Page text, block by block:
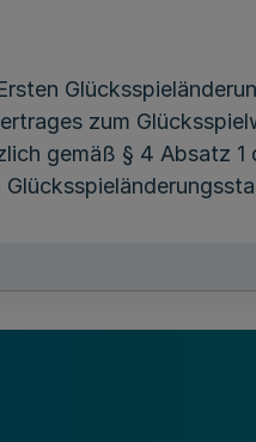
zum
gemäß § 4 Absatz 1
überwiegend die